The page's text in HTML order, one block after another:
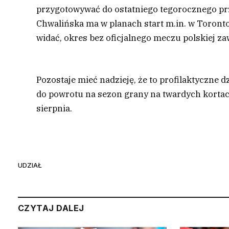
przygotowywać do ostatniego tegorocznego
Chwalińska ma w planach start m.in. w
widać, okres bez oficjalnego meczu polskiej
Pozostaje mieć nadzieję, że to profilaktyczne
do powrotu na sezon grany na twardych
sierpnia.
UDZIAŁ
CZYTAJ DALEJ